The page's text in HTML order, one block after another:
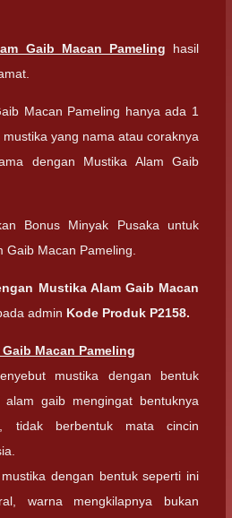
Gaib Macan Pameling hasil
Macan Pameling hanya ada 1
yang nama atau coraknya
dengan Mustika Alam Gaib
Bonus Minyak Pusaka untuk
Gaib Macan Pameling.
Mustika Alam Gaib Macan
admin Kode Produk P2158.
Macan Pameling
mustika dengan bentuk
gaib mengingat bentuknya
tidak berbentuk mata cincin
dengan bentuk seperti ini
warna mengkilapnya bukan